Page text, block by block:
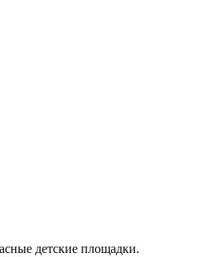
детские площадки.